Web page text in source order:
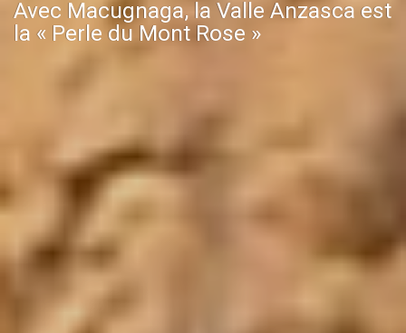
Avec Macugnaga, la Valle Anzasca est
la « Perle du Mont Rose »